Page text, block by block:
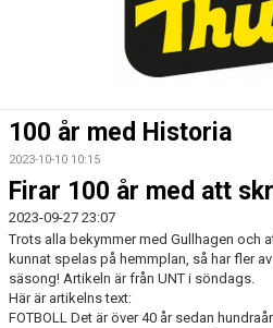
MATCHER
DOKUMENT
KONTAKT
OM KLUBBEN
100 år med Historia
2023-10-10 10:15
Firar 100 år med att
2023-09-27 23:07
Trots alla bekymmer med Gullhagen och
kunnat spelas på hemmplan, så har fler
säsong! Artikeln är från UNT i söndags.
Här är artikelns text:
FOTBOLL Det är över 40 år sedan